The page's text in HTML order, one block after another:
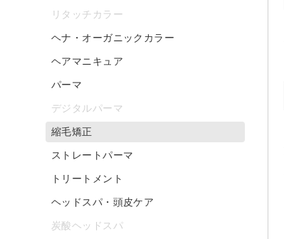
リタッチカラー
ヘナ・オーガニックカラー
ヘアマニキュア
パーマ
デジタルパーマ
縮毛矯正
ストレートパーマ
トリートメント
ヘッドスパ・頭皮ケア
炭酸ヘッドスパ